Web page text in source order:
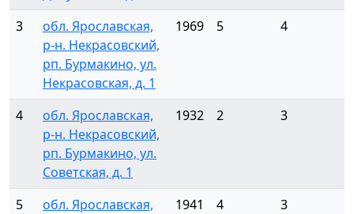
3
обл. Ярославская,
р-н. Некрасовский,
рп. Бурмакино, ул.
Некрасовская, д. 1
1969 5 4
4
обл. Ярославская,
р-н. Некрасовский,
рп. Бурмакино, ул.
Советская, д. 1
1932 2 3
5
обл. Ярославская,
1941 4 3